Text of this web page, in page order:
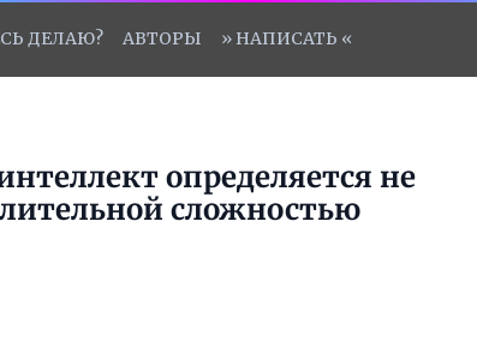
ДЕЛАЮ? АВТОРЫ » НАПИСАТЬ «
определяется не
сложностью